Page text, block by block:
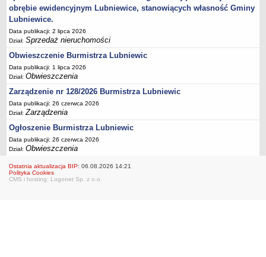
Opłaty i podatki
Zagospodarowanie przestrzenne
Programy i inne zamierzenia
Taryfy dla zbiorowego zaopatrzenia w wodę i zbiorowego
odprowadzania ścieków
Raport o stanie gminy Lubniewice
Zabytki gminne
PLANY, STUDIUM UWARUNKOWAŃ I KIERUNKÓW ZAGOSPODAROWANIA
PRZESTRZENNEGO
Zagospodarowanie przestrzenne
0_Studium
Plan ogólny - opiniowanie i uzgadnianie
obrębie ewidencyjnym Lubniewice, stanowiących własność Gminy
Lubniewice.
Data publikacji: 2 lipca 2026
Dział:Sprzedaż nieruchomości
Obwieszczenie Burmistrza Lubniewic
Data publikacji: 1 lipca 2026
Dział:Obwieszczenia
Zarządzenie nr 128/2026 Burmistrza Lubniewic
Data publikacji: 26 czerwca 2026
Dział:Zarządzenia
Ogłoszenie Burmistrza Lubniewic
Data publikacji: 26 czerwca 2026
Dział:Obwieszczenia
Ostatnia aktualizacja BIP: 06.08.2026 14:21
Polityka Cookies
CMS i hosting: Logonet Sp. z o.o.